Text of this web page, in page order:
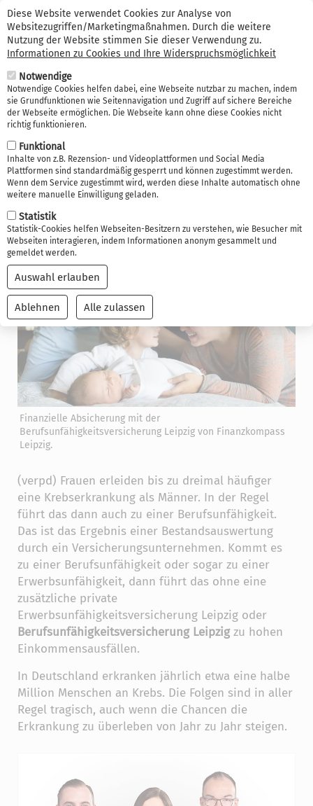
Direkt
zum
Inhalt
Kontakt (0341) 99 38 66 56 Erstinformation
Suche
Berufsunfähigkeit absic
hern Leipzig
Finanzielle Absicherung mit der
Berufsunfähigkeitsversicherung Leipzig von Finanzkompass
Leipzig.
(verpd) Frauen erleiden bis zu dreimal häufiger
eine Krebserkrankung als Männer. In der Regel
führt das dann auch zu einer Berufsunfähigkeit.
Das ist das Ergebnis einer Bestandsauswertung
durch ein Versicherungsunternehmen. Kommt es
zu einer Berufsunfähigkeit oder sogar zu einer
Erwerbsunfähigkeit, dann führt das ohne eine
zusätzliche private
Erwerbsunfähigkeitsversicherung Leipzig oder
Berufsunfähigkeitsversicherung Leipzigzu hohen
Einkommensausfällen.
In Deutschland erkranken jährlich etwa eine halbe
Million Menschen an Krebs. Die Folgen sind in aller
Regel tragisch, auch wenn die Chancen die
Erkrankung zu überleben von Jahr zu Jahr steigen.
Diese Website verwendet Cookies zur Analyse von
Websitezugriffen/Marketingmaßnahmen. Durch die weitere
Nutzung der Website stimmen Sie dieser Verwendung zu.
Informationen zu Cookies und Ihre Widerspruchsmöglichkeit
Notwendige
Notwendige Cookies helfen dabei, eine Webseite nutzbar zu machen, indem
sie Grundfunktionen wie Seitennavigation und Zugriff auf sichere Bereiche
der Webseite ermöglichen. Die Webseite kann ohne diese Cookies nicht
richtig funktionieren.
Funktional
Inhalte von z.B. Rezension- und Videoplattformen und Social Media
Plattformen sind standardmäßig gesperrt und können zugestimmt werden.
Wenn dem Service zugestimmt wird, werden diese Inhalte automatisch ohne
weitere manuelle Einwilligung geladen.
Statistik
Statistik-Cookies helfen Webseiten-Besitzern zu verstehen, wie Besucher mit
Webseiten interagieren, indem Informationen anonym gesammelt und
gemeldet werden.
Auswahl erlauben
Ablehnen Alle zulassen